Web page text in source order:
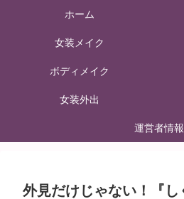
ホーム
女装メイク
ボディメイク
女装外出
運営者情報
外見だけじゃない！『